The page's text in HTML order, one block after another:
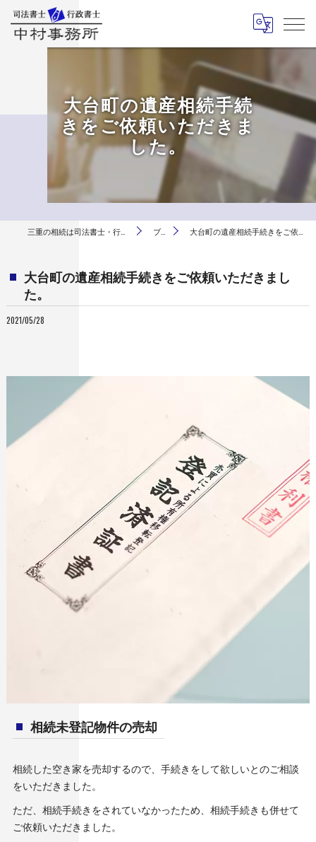
大台町の遺産相続手続
きをご依頼いただきま
した。
三重の相続は司法書士・行政書士中村事務所 ブログ 大台町の遺産相続手続きをご依頼いただきました。
大台町の遺産相続手続きをご依頼いただきまし
た。
2021/05/28
相続未登記物件の売却
相続した空き家を売却するので、手続きをして欲しいとのご相談
をいただきました。
ただ、相続手続きをされていなかったため、相続手続きも併せて
ご依頼いただきました。